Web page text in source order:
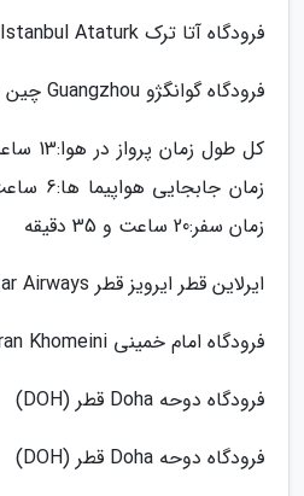
فرودگاه آتا ترک Istanbul Ataturk استانبول ترکیه (IST)
فرودگاه گوانگژو Guangzhou چین (CAN)
زمان سفر:20 ساعت و 35 دقیقه
ایرلاین قطر ایرویز قطر Qatar Airways :
فرودگاه امام خمینی Tehran Khomeini تهران ایران (IKA)
فرودگاه دوحه Doha قطر (DOH)
فرودگاه دوحه Doha قطر (DOH)